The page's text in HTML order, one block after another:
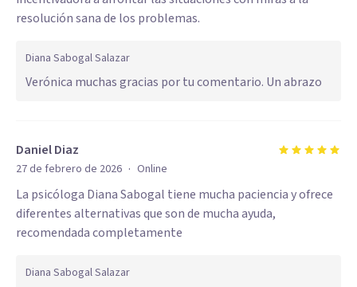
resolución sana de los problemas.
Diana Sabogal Salazar
Verónica muchas gracias por tu comentario. Un abrazo
Daniel Diaz
27 de febrero de 2026 · Online
La psicóloga Diana Sabogal tiene mucha paciencia y ofrece
diferentes alternativas que son de mucha ayuda,
recomendada completamente
Diana Sabogal Salazar